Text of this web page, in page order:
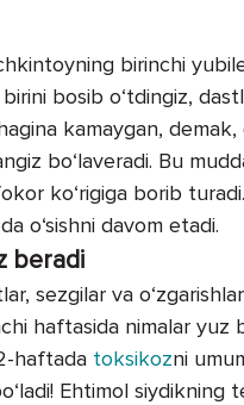
birinchi
bosib o‘tdingiz,
kamaygan, demak,
bo‘laveradi. Bu
ko‘rigiga borib
o‘sishni davom etadi.
beradi
sezgilar va
haftasida nimalar yuz
haftada toksikozni
Ehtimol siydikning